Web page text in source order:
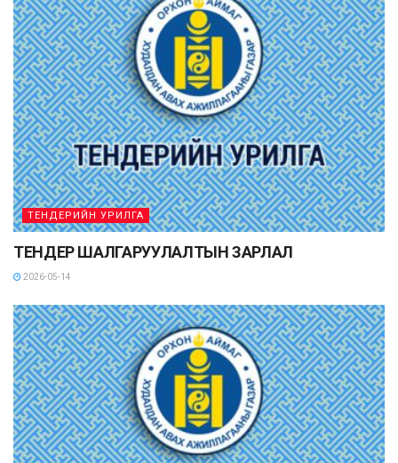
ТЕНДЕРИЙН УРИЛГА
ТЕНДЕР ШАЛГАРУУЛАЛТЫН ЗАРЛАЛ
2026-05-14